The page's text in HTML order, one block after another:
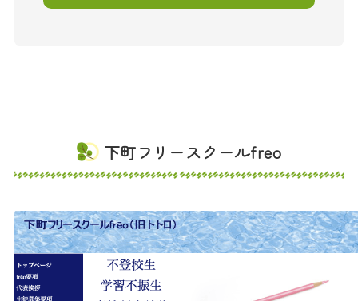
下町フリースクールfreo